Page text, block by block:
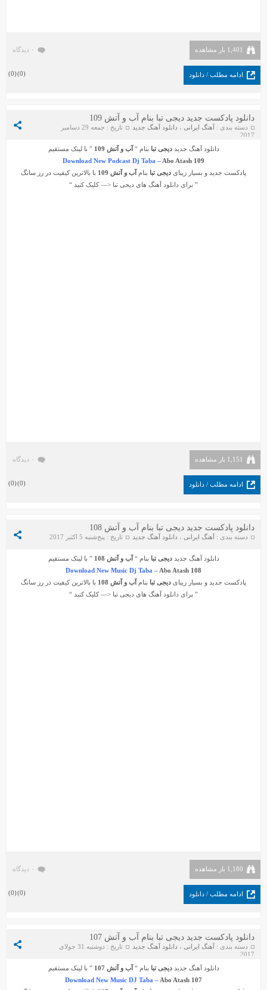
1,401 بار مشاهده ۰ دیدگاه
ادامه مطلب / دانلود (
0
)
(
0
)
دانلود پادکست جدید دیجی تبا بنام آب و آتش 109
دسته بندی : آهنگ ایرانی ، دانلود آهنگ جدید
تاریخ : جمعه 29 دسامبر
2017
دانلود آهنگ جدید دیجی تبا بنام “ آب و آتش 109
” با لینک مستقیم
Download New Podcast Dj Taba – Abo Atash 109
پادکست جدید و بسیار زیبای دیجی تبا بنام آب و آتش 109
با بالاترین کیفیت در رز سانگ
” برای دانلود آهنگ های دیجی تبا <— کلیک کنید “
1,151 بار مشاهده ۰ دیدگاه
ادامه مطلب / دانلود (
0
)
(
0
)
دانلود پادکست جدید دیجی تبا بنام آب و آتش 108
دسته بندی :آهنگ ایرانی ، دانلود آهنگ جدید تاریخ : پنج‌شنبه 5 اکتبر 2017
دانلود آهنگ جدید دیجی تبا بنام “آب و آتش 108
” با لینک مستقیم
Download New Music Dj Taba – Abo Atash 108
پادکست جدید و بسیار زیبای دیجی تبا بنام آب و آتش 108
با بالاترین کیفیت در رز سانگ
” برای دانلود آهنگ های دیجی تبا <— کلیک کنید “
1,180 بار مشاهده ۰ دیدگاه
ادامه مطلب / دانلود (
0
)
(
0
)
دانلود پادکست جدید دیجی تبا بنام آب و آتش 107
دسته بندی :آهنگ ایرانی ، دانلود آهنگ جدید
تاریخ : دوشنبه 31 جولای
2017
دانلود آهنگ جدید دیجی تبا بنام “ آب و آتش 107
” با لینک مستقیم
Download New Music DJ Taba – Abo Atash 107